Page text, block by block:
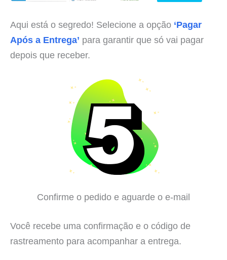
Aqui está o segredo! Selecione a opção ‘Pagar
Após a Entrega’ para garantir que só vai pagar
depois que receber.
Confirme o pedido e aguarde o e-mail
Você recebe uma confirmação e o código de
rastreamento para acompanhar a entrega.